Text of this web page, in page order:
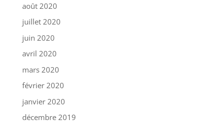
août 2020
juillet 2020
juin 2020
avril 2020
mars 2020
février 2020
janvier 2020
décembre 2019